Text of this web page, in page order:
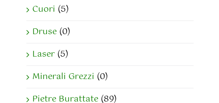
Cuori (5)
Druse (0)
Laser (5)
Minerali Grezzi (0)
Pietre Burattate (89)